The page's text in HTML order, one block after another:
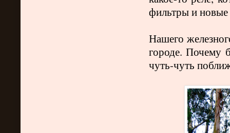
фильтры и новые
Нашего
городе. Почему
чуть-чуть